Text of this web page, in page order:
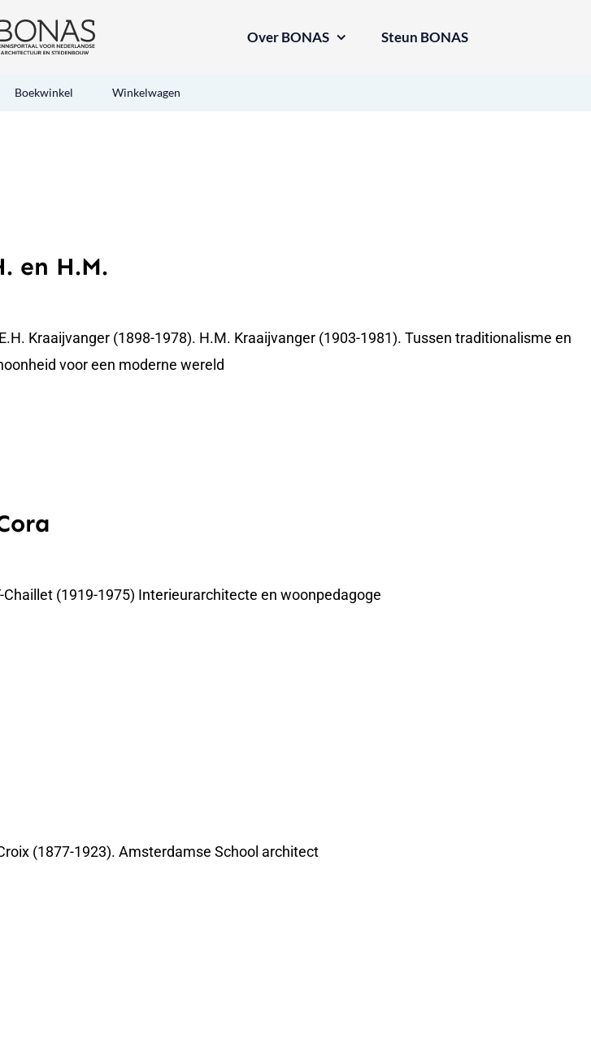
Over BONAS Steun BONAS
Boekwinkel Winkelwagen
en H.M.
Kraaijvanger (1898-1978). H.M. Kraaijvanger (1903-1981). Tussen traditionalisme en
voor een moderne wereld
(1919-1975) Interieurarchitecte en woonpedagoge
(1877-1923). Amsterdamse School architect